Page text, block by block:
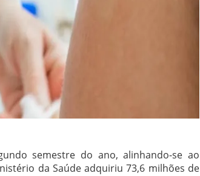
semestre do ano, alinhando-se ao
da Saúde adquiriu 73,6 milhões de